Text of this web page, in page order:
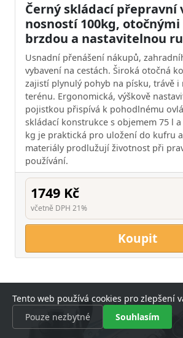
Černý skládací přepravní
nosností 100kg, otočnými
brzdou a nastavitelnou
Usnadní přenášení nákupů,
vybavení na cestách. Široká otočná
zajistí plynulý pohyb na písku, trávě i
terénu. Ergonomická, výškově
pojistkou přispívá k pohodlnému
skládací konstrukce s objemem 75 l
kg je praktická pro uložení do kufru
materiály prodlužují životnost při
používání.
1749 Kč
včetně DPH 21%
Koupit
Tento web používá cookies pro zlepšení
Pouze nezbytné
Souhlasím